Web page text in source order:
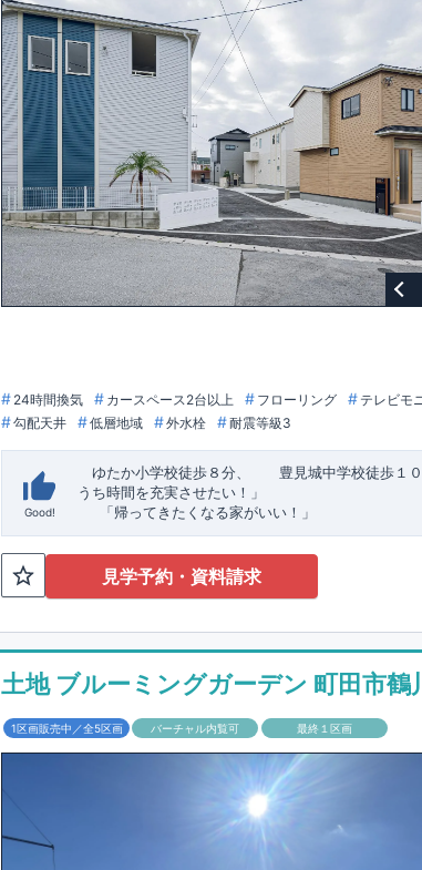
24時間換気 カースペース2台以上 フローリング テレビモ
勾配天井
低層地域 外水栓 耐震等級3
Good!
ゆたか小学校徒歩８分、 豊見城中学校徒歩１
うち時間を充実させたい！」
「帰ってきたくなる家がいい！」
TEL:098-860-2201（火・水曜日定休日、年末
配ボックス・玄関電子キー・浴室換気乾燥機・防犯
■１階廻りの構造材は防腐・防蟻性を確保するため、
す！
■長期優良住宅もっと詳しく 「いい家を作って、
という考え方の下、 国が定めた7つの厳しい技術基
長期優良住宅として認定を受けるためには、国が定め
があります。東栄住宅は全棟でクリア！①耐震性
ルギー性⑥居住環境⑦維持保全管理
そのほかの魅力として、住宅ローン金利優遇、固定
見学予約・資料請求
土地 ブルーミングガーデン 町田市鶴
1区画販売中／全5区画 バーチャル内覧可 最終１区画